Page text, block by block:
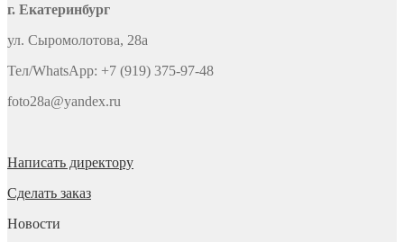
г. Екатеринбург
ул. Сыромолотова, 28а
Тел/WhatsApp: +7 (919) 375-97-48
foto28a@yandex.ru
Написать директору
Сделать заказ
Новости